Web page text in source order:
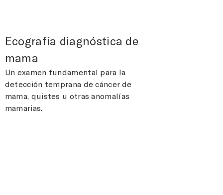
Ecografía diagnóstica de
mama
Un examen fundamental para la
detección temprana de cáncer de
mama, quistes u otras anomalías
mamarias.